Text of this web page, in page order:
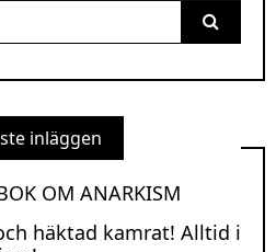
inläggen
OM ANARKISM
häktad kamrat! Alltid i